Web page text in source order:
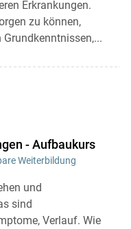
Erkrankungen.
zu können,
- Aufbaukurs
Weiterbildung
und
sind
Verlauf. Wie